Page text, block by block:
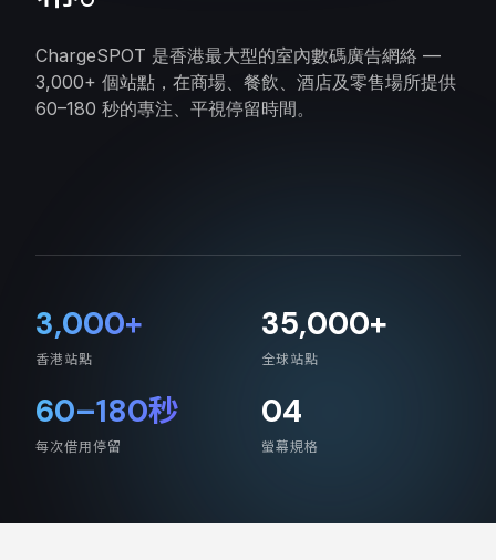
ChargeSPOT 是香港最大型的室內數碼廣告網絡 —
3,000+ 個站點，在商場、餐飲、酒店及零售場所提供
60–180 秒的專注、平視停留時間。
3,000+
香港站點
35,000+
全球站點
60–180秒
每次借用停留
04
螢幕規格